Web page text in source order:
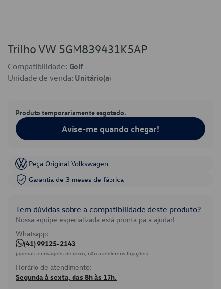
Trilho VW 5GM839431K5AP
Compatibilidade: Golf
Unidade de venda: Unitário(a)
Produto temporariamente esgotado.
Avise-me quando chegar!
Peça Original Volkswagen
Garantia de 3 meses de fábrica
Tem dúvidas sobre a compatibilidade deste produto?
Nossa equipe especializada está pronta para ajudar!
Whatsapp:
(41) 99125-2143
(apenas mensagens de texto, não atendemos ligações)
Horário de atendimento:
Segunda à sexta, das 8h às 17h.